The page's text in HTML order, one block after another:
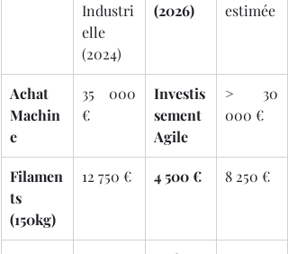
Industri
elle
(2024)
(2026)
estimée
Achat
Machin
e
35 000
€
Investis
sement
Agile
> 30
000 €
Filamen
ts
(150kg)
12 750 € 4 500 € 8 250 €